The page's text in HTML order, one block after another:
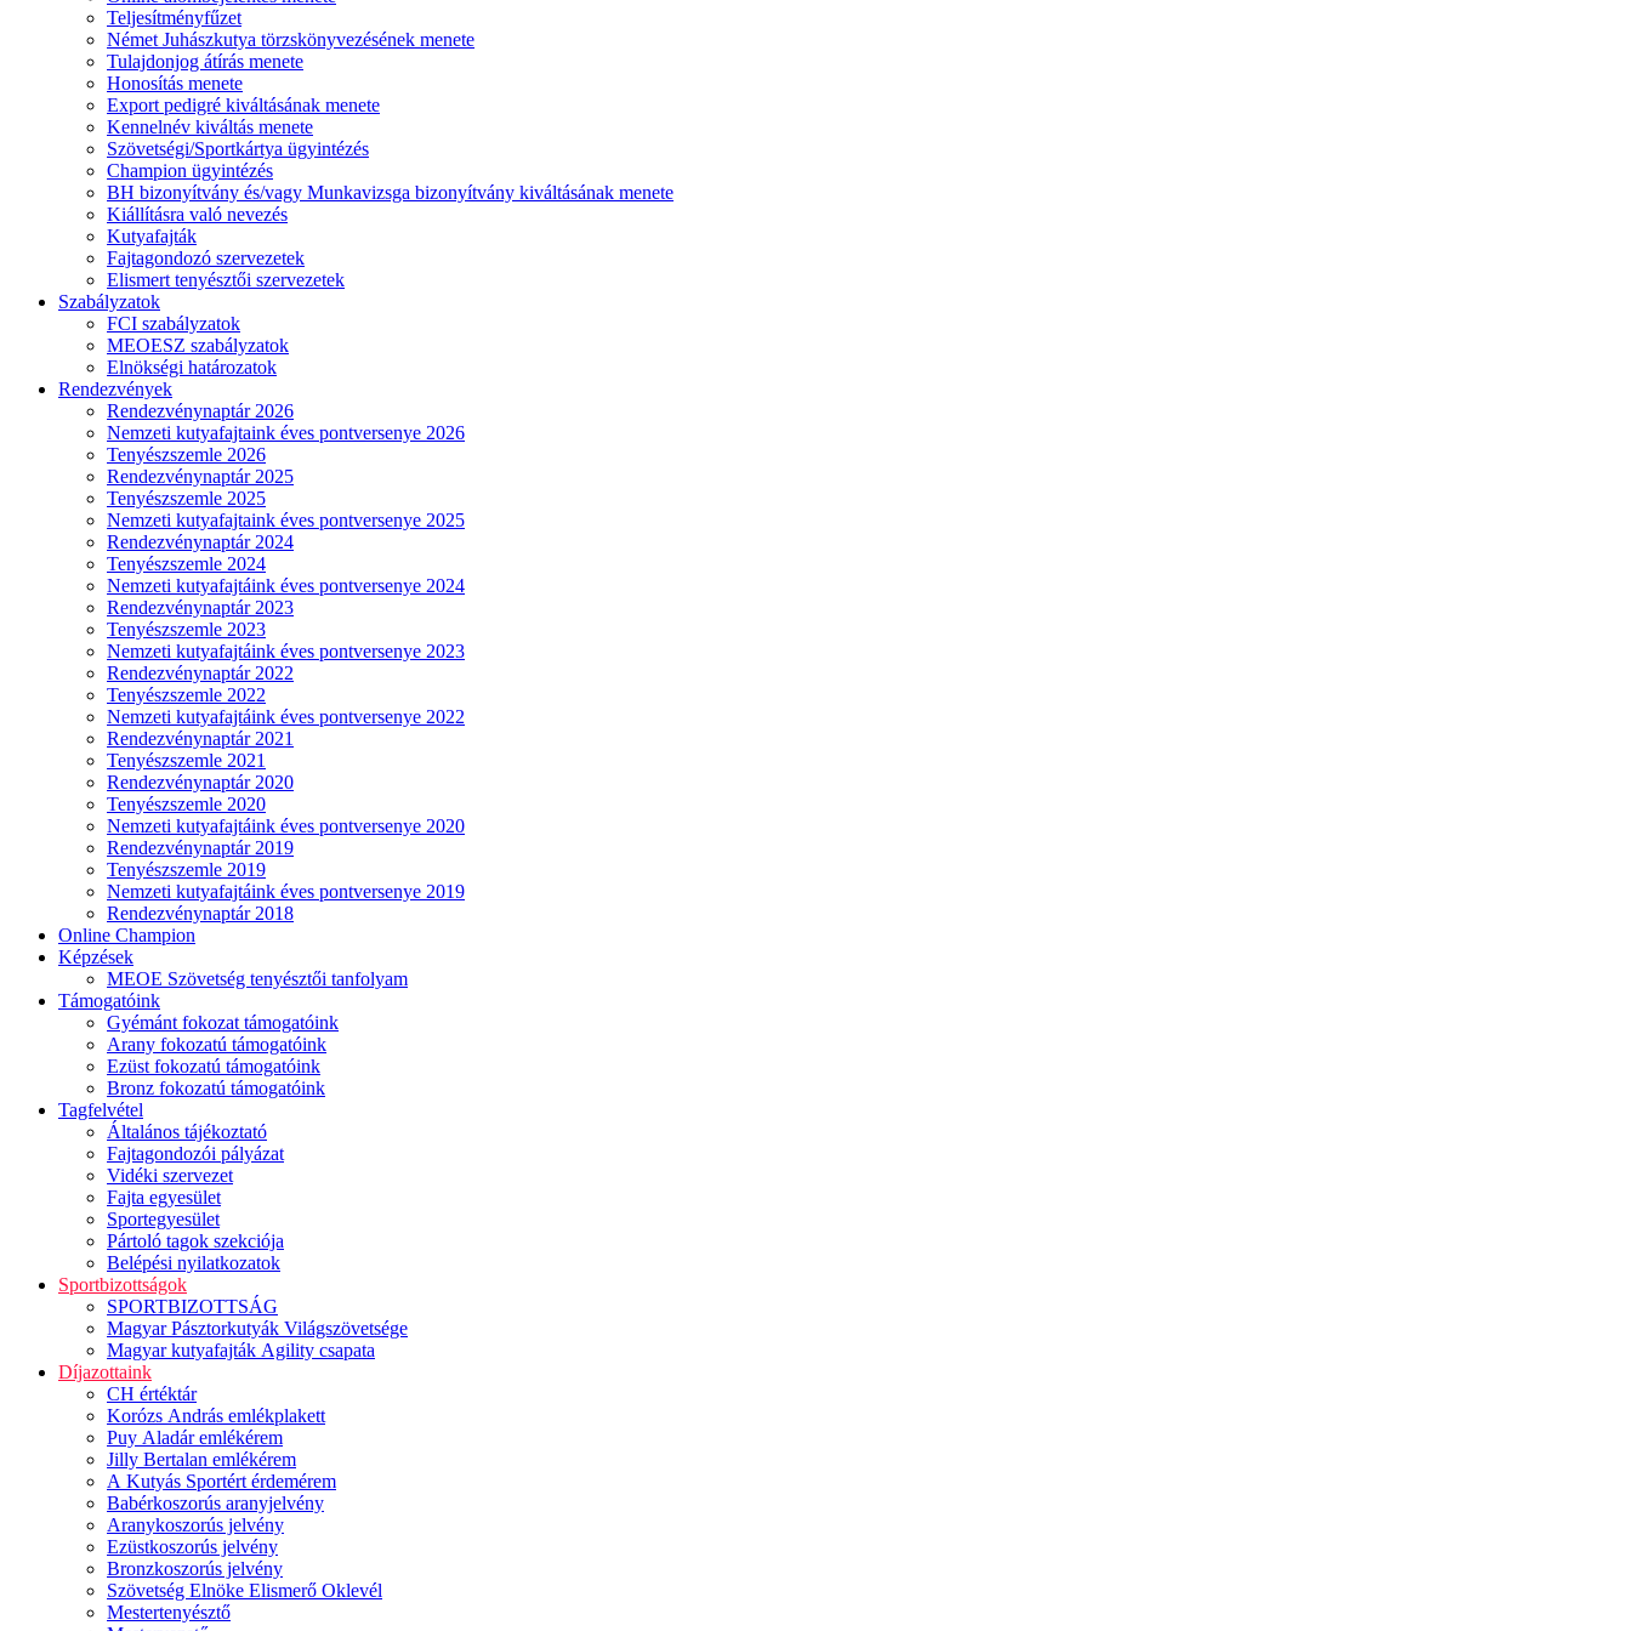
Teljesítményfűzet
Német Juhászkutya törzskönyvezésének menete
Tulajdonjog átírás menete
Honosítás menete
Export pedigré kiváltásának menete
Kennelnév kiváltás menete
Szövetségi/Sportkártya ügyintézés
Champion ügyintézés
BH bizonyítvány és/vagy Munkavizsga bizonyítvány kiváltásának menete
Kiállításra való nevezés
Kutyafajták
Fajtagondozó szervezetek
Elismert tenyésztői szervezetek
Szabályzatok
FCI szabályzatok
MEOESZ szabályzatok
Elnökségi határozatok
Rendezvények
Rendezvénynaptár 2026
Nemzeti kutyafajtaink éves pontversenye 2026
Tenyészszemle 2026
Rendezvénynaptár 2025
Tenyészszemle 2025
Nemzeti kutyafajtaink éves pontversenye 2025
Rendezvénynaptár 2024
Tenyészszemle 2024
Nemzeti kutyafajtáink éves pontversenye 2024
Rendezvénynaptár 2023
Tenyészszemle 2023
Nemzeti kutyafajtáink éves pontversenye 2023
Rendezvénynaptár 2022
Tenyészszemle 2022
Nemzeti kutyafajtáink éves pontversenye 2022
Rendezvénynaptár 2021
Tenyészszemle 2021
Rendezvénynaptár 2020
Tenyészszemle 2020
Nemzeti kutyafajtáink éves pontversenye 2020
Rendezvénynaptár 2019
Tenyészszemle 2019
Nemzeti kutyafajtáink éves pontversenye 2019
Rendezvénynaptár 2018
Online Champion
Képzések
MEOE Szövetség tenyésztői tanfolyam
Támogatóink
Gyémánt fokozat támogatóink
Arany fokozatú támogatóink
Ezüst fokozatú támogatóink
Bronz fokozatú támogatóink
Tagfelvétel
Általános tájékoztató
Fajtagondozói pályázat
Vidéki szervezet
Fajta egyesület
Sportegyesület
Pártoló tagok szekciója
Belépési nyilatkozatok
Sportbizottságok
SPORTBIZOTTSÁG
Magyar Pásztorkutyák Világszövetsége
Magyar kutyafajták Agility csapata
Díjazottaink
CH értéktár
Korózs András emlékplakett
Puy Aladár emlékérem
Jilly Bertalan emlékérem
A Kutyás Sportért érdemérem
Babérkoszorús aranyjelvény
Aranykoszorús jelvény
Ezüstkoszorús jelvény
Bronzkoszorús jelvény
Szövetség Elnöke Elismerő Oklevél
Mestertenyésztő